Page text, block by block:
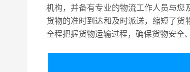
机构，并备有专业的物流工作人员与您
货物的准时到达和及时派送，缩短了货
全程把握货物运输过程，确保货物安全